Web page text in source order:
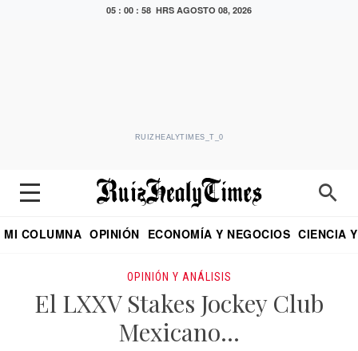
05 : 00 : 59 HRS AGOSTO 08, 2026
RUIZHEALYTIMES_T_0
MI COLUMNA OPINIÓN ECONOMÍA Y NEGOCIOS CIENCIA
OPINIÓN Y ANÁLISIS
El LXXV Stakes Jockey Club
Mexicano…